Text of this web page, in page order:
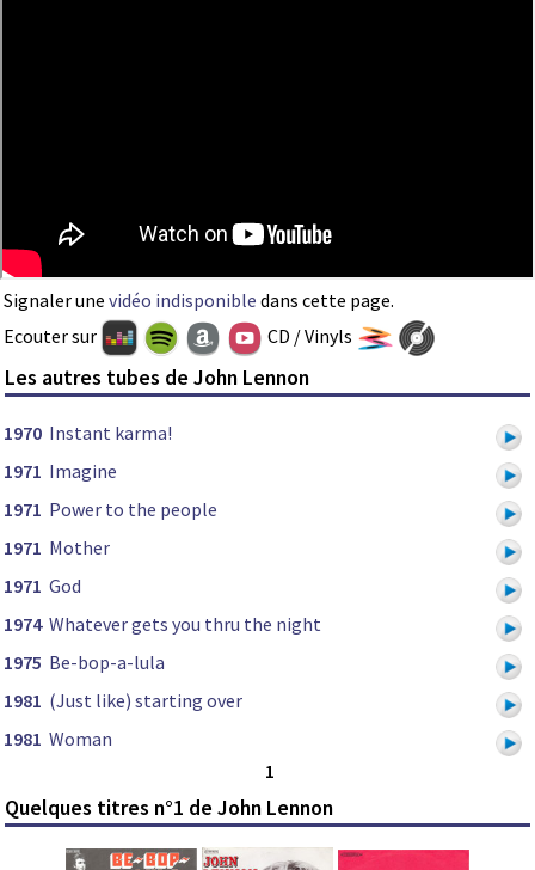
Signaler une vidéo indisponible dans cette page.
Ecouter sur
CD / Vinyls
Les autres tubes de John Lennon
1970 Instant karma!
1971 Imagine
1971 Power to the people
1971 Mother
1971 God
1974 Whatever gets you thru the night
1975 Be-bop-a-lula
1981 (Just like) starting over
1981 Woman
1
Quelques titres n°1 de John Lennon